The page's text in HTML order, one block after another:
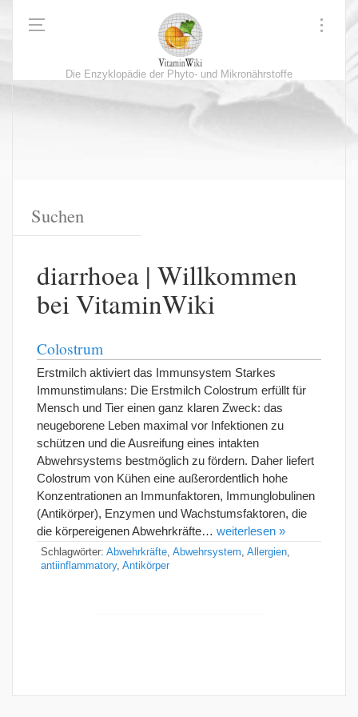
Die Enzyklopädie der Phyto- und Mikronährstoffe
diarrhoea | Willkommen
bei VitaminWiki
Colostrum
Erstmilch aktiviert das Immunsystem Starkes
Immunstimulans: Die Erstmilch Colostrum erfüllt für
Mensch und Tier einen ganz klaren Zweck: das
neugeborene Leben maximal vor Infektionen zu
schützen und die Ausreifung eines intakten
Abwehrsystems bestmöglich zu fördern. Daher liefert
Colostrum von Kühen eine außerordentlich hohe
Konzentrationen an Immunfaktoren, Immunglobulinen
(Antikörper), Enzymen und Wachstumsfaktoren, die
die körpereigenen Abwehrkräfte… weiterlesen »
Schlagwörter: Abwehrkräfte Abwehrsystem Allergien
antiinflammatory, Antikörper